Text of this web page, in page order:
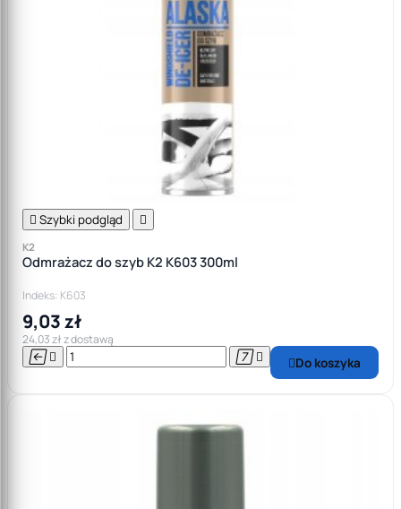
 Szybki podgląd 
K2
Odmrażacz do szyb K2 K603 300ml
Indeks: K603
9,03 zł
24,03 zł z dostawą
    Do koszyka